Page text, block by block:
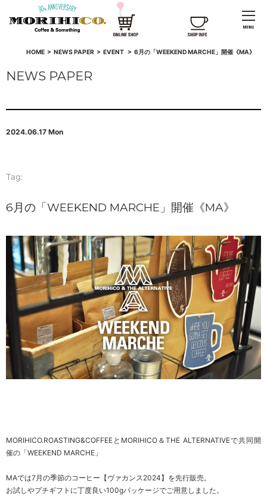
HOME> NEWS PAPER> EVENT > 6月の「WEEKEND MARCHE」開催《MA》
NEWS PAPER
2024.06.17 Mon
Tag:
6月の「WEEKEND MARCHE」開催《MA》
MORIHICO.ROASTING&COFFEEとMORIHICO＆THE ALTERNATIVEで共同開
催の「WEEKEND MARCHE」
MAでは7月の季節のコーヒー【ヴァカンス2024】を先行販売。
お試しやプチギフトに丁度良い100gパッケージでご用意しました。